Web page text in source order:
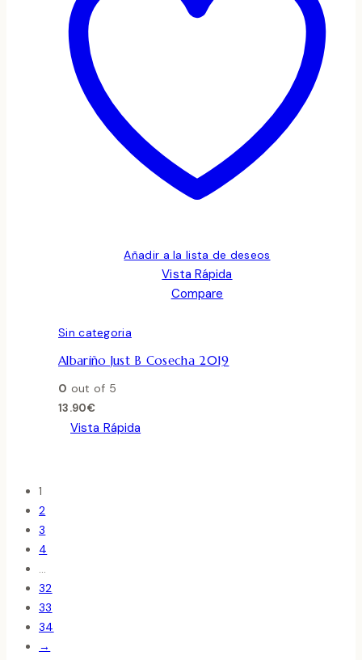
Añadir a la lista de deseos
Vista Rápida
Compare
Sin categoria
Albariño Just B Cosecha 2019
0 out of 5
13.90€
Vista Rápida
1
2
3
4
…
32
33
34
→